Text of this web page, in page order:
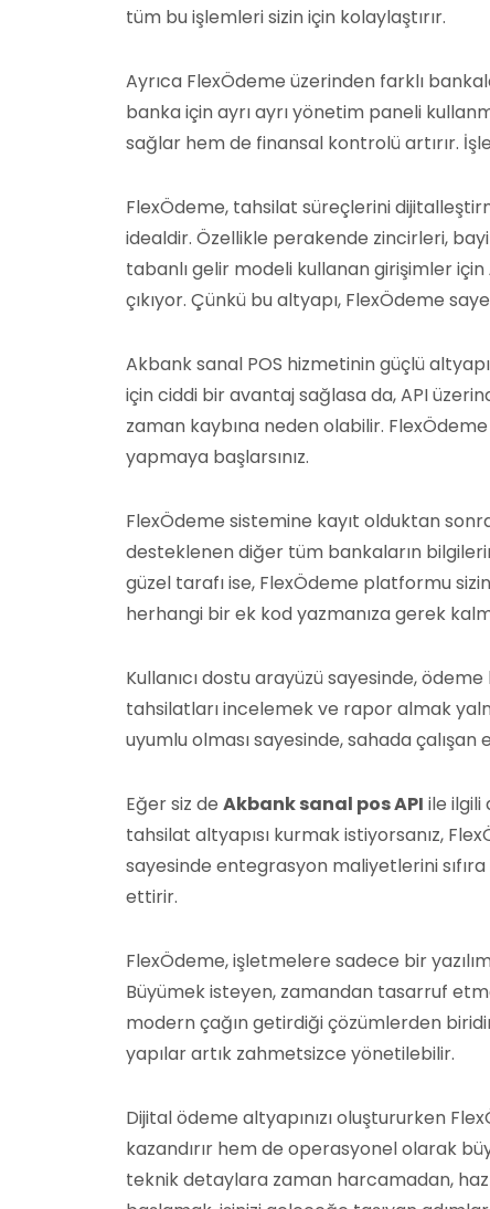
tüm bu işlemleri sizin için kolaylaştırır.
Ayrıca FlexÖdeme üzerinden farklı
banka için ayrı ayrı yönetim paneli
sağlar hem de finansal kontrolü artırır.
FlexÖdeme, tahsilat süreçlerini
idealdir. Özellikle perakende zincirleri,
tabanlı gelir modeli kullanan girişimler için
çıkıyor. Çünkü bu altyapı, FlexÖdeme
Akbank sanal POS hizmetinin güçlü
için ciddi bir avantaj sağlasa da, API
zaman kaybına neden olabilir.
yapmaya başlarsınız.
FlexÖdeme sistemine kayıt olduktan
desteklenen diğer tüm bankaların
güzel tarafı ise, FlexÖdeme platformu
herhangi bir ek kod yazmanıza gerek
Kullanıcı dostu arayüzü sayesinde,
tahsilatları incelemek ve rapor almak
uyumlu olması sayesinde, sahada
Eğer siz de Akbank sanal pos API ile ilgili
tahsilat altyapısı kurmak istiyorsanız,
sayesinde entegrasyon maliyetlerini
ettirir.
FlexÖdeme, işletmelere sadece bir
Büyümek isteyen, zamandan tasarruf
modern çağın getirdiği çözümlerden
yapılar artık zahmetsizce yönetilebilir.
Dijital ödeme altyapınızı oluştururken
kazandırır hem de operasyonel olarak
teknik detaylara zaman harcamadan,